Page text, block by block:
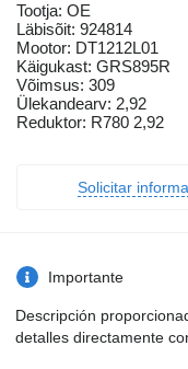
Tootja: OE
Läbisõit: 924814
Mootor: DT1212L01
Käigukast: GRS895R
Võimsus: 309
Ülekandearv: 2,92
Reduktor: R780 2,92
Solicitar
Importante
Descripción
detalles directamente